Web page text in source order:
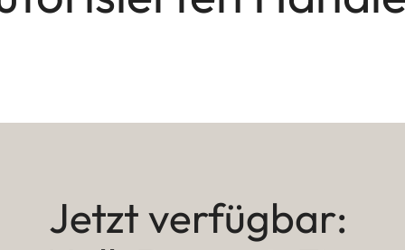
Jetzt verfügbar: